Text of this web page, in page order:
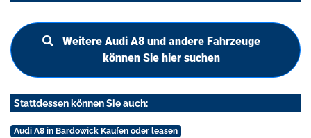
Weitere Audi A8 und andere Fahrzeuge
können Sie hier suchen
Stattdessen können Sie auch:
Audi A8 in Bardowick Kaufen oder leasen